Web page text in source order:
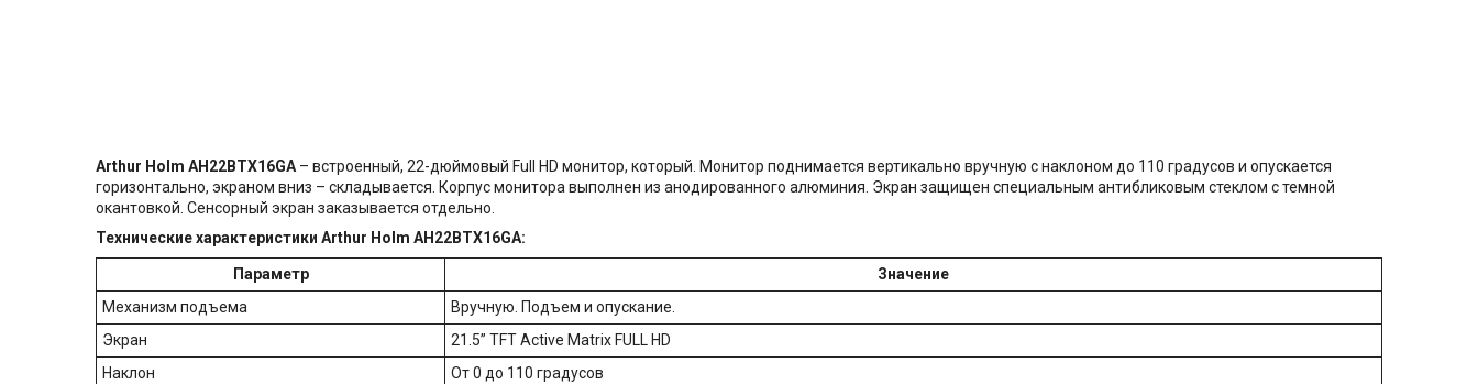
Arthur Holm AH22BTX16GA– встроенный, 22-дюймовый Full HD монитор, который. Монитор поднимается вертикально вручную с наклоном до 110 градусов и опускается
горизонтально, экраном вниз – складывается. Корпус монитора выполнен из анодированного алюминия. Экран защищен специальным антибликовым стеклом с темной
окантовкой. Сенсорный экран заказывается отдельно.
Технические характеристики Arthur Holm AH22BTX16GA:
Параметр
Значение
Механизм подъема
Вручную. Подъем и опускание.
Экран
21.5” TFT Active Matrix FULL HD
Наклон
От 0 до 110 градусов